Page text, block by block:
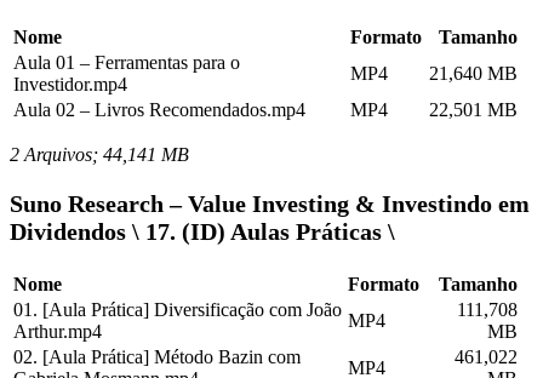
Nome Formato
Tamanho
Aula 01 – Ferramentas para o
Investidor.mp4
MP4
21,640 MB
Aula 02 – Livros Recomendados.mp4
MP4 22,501 MB
2 Arquivos; 44,141 MB
Suno Research – Value Investing & Investindo em
Dividendos \ 17. (ID) Aulas Práticas \
Nome Formato
Tamanho
01. [Aula Prática] Diversificação com João
Arthur.mp4
MP4
111,708
MB
02. [Aula Prática] Método Bazin com
MP4
461,022